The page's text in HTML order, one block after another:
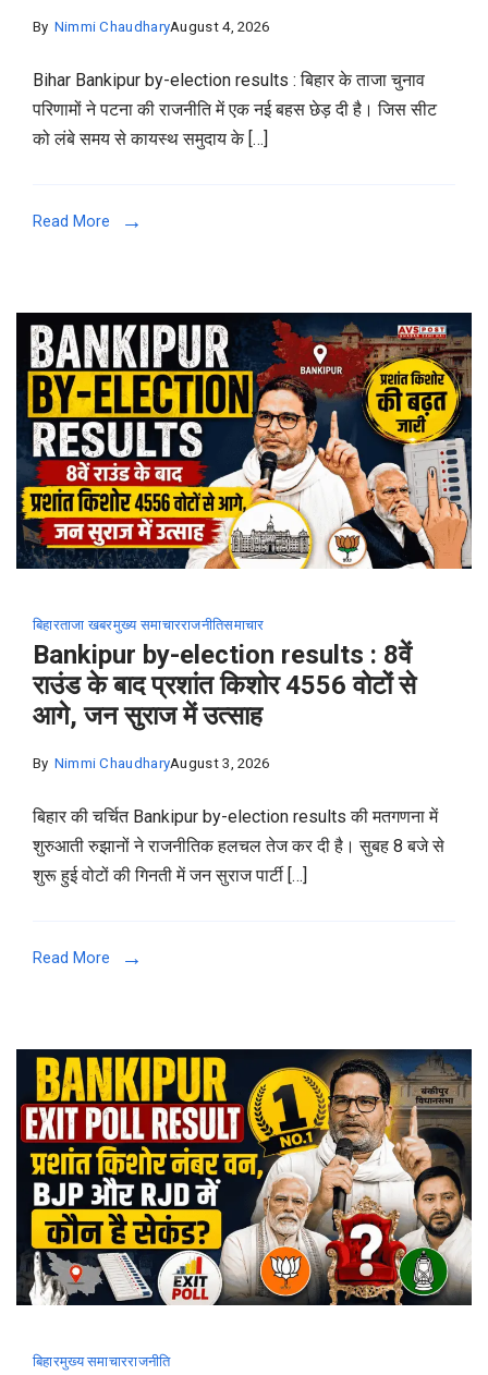
By Nimmi ChaudharyAugust 4, 2026
Bihar Bankipur by-election results : बिहार के ताजा चुनाव
परिणामों ने पटना की राजनीति में एक नई बहस छेड़ दी है। जिस सीट
को लंबे समय से कायस्थ समुदाय के […]
Read More
बिहारताजा खबरमुख्य समाचारराजनीतिसमाचार
Bankipur by-election results : 8वें
राउंड के बाद प्रशांत किशोर 4556 वोटों से
आगे, जन सुराज में उत्साह
By Nimmi ChaudharyAugust 3, 2026
बिहार की चर्चित Bankipur by-election results की मतगणना में
शुरुआती रुझानों ने राजनीतिक हलचल तेज कर दी है। सुबह 8 बजे से
शुरू हुई वोटों की गिनती में जन सुराज पार्टी […]
Read More
बिहारमुख्य समाचारराजनीति